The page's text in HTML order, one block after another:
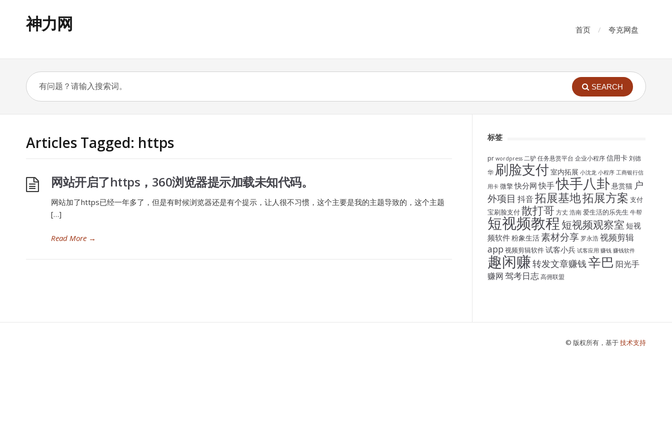
神力网 首页 夸克网盘
SEARCH
Articles Tagged: https
网站开启了https，360浏览器提示加载未知代码。
网站加了https已经一年多了，但是有时候浏览器还是有个提示，让人很不习惯，这个主要是我的主题导致的，这个主题
[…]
Read More →
标签
pr wordpress 二驴 任务悬赏平台 企业小程序 信用卡 刘德
华 刷脸支付 室内拓展 小沈龙 小程序 工商银行信
用卡 微擎快分网快手快手八卦悬赏猫 户
外项目 抖音拓展基地拓展方案 支付
宝刷脸支付散打哥 方丈 浩南 爱生活的乐先生 牛帮
短视频教程 短视频观察室 短视
频软件粉象生活素材分享 罗永浩 视频剪辑
app 视频剪辑软件试客小兵 试客应用 赚钱 赚钱软件
趣闲赚转发文章赚钱辛巴 阳光手
赚网驾考日志 高佣联盟
© 版权所有，基于技术支持